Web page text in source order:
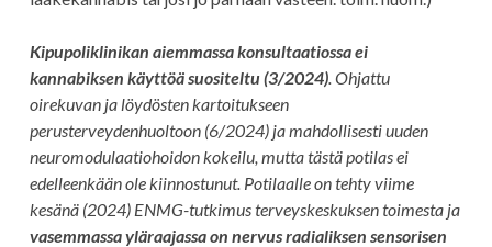
Kipupoliklinikan aiemmassa konsultaatiossa ei
kannabiksen käyttöä suositeltu (3/2024). Ohjattu
oirekuvan ja löydösten kartoitukseen
perusterveydenhuoltoon (6/2024) ja mahdollisesti uuden
neuromodulaatiohoidon kokeilu, mutta tästä potilas ei
edelleenkään ole kiinnostunut. Potilaalle on tehty viime
kesänä (2024) ENMG-tutkimus terveyskeskuksen toimesta ja
vasemmassa yläraajassa on nervus radialiksen sensorisen